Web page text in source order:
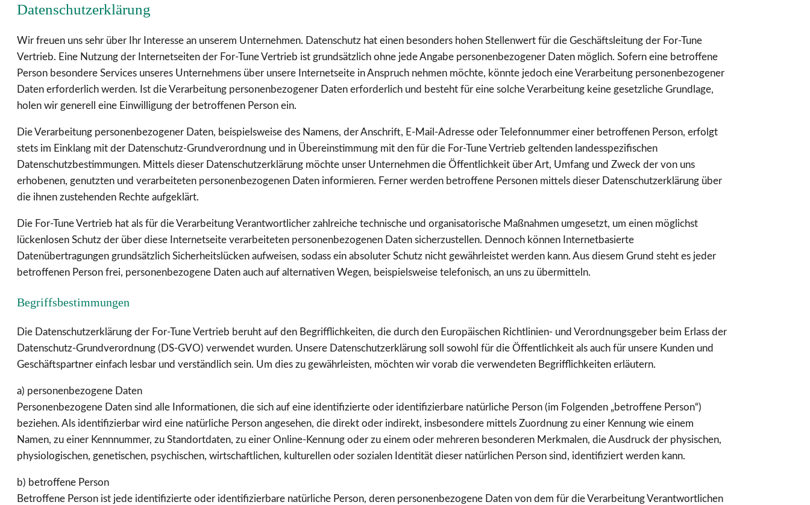
Datenschutzerklärung
Wir freuen uns sehr über Ihr Interesse an unserem Unternehmen. Datenschutz hat einen besonders hohen Stellenwert für die Geschäftsleitung der For-Tune
Vertrieb. Eine Nutzung der Internetseiten der For-Tune Vertrieb ist grundsätzlich ohne jede Angabe personenbezogener Daten möglich. Sofern eine betroffene
Person besondere Services unseres Unternehmens über unsere Internetseite in Anspruch nehmen möchte, könnte jedoch eine Verarbeitung personenbezogener
Daten erforderlich werden. Ist die Verarbeitung personenbezogener Daten erforderlich und besteht für eine solche Verarbeitung keine gesetzliche Grundlage,
holen wir generell eine Einwilligung der betroffenen Person ein.
Die Verarbeitung personenbezogener Daten, beispielsweise des Namens, der Anschrift, E-Mail-Adresse oder Telefonnummer einer betroffenen Person, erfolgt
stets im Einklang mit der Datenschutz-Grundverordnung und in Übereinstimmung mit den für die For-Tune Vertrieb geltenden landesspezifischen
Datenschutzbestimmungen. Mittels dieser Datenschutzerklärung möchte unser Unternehmen die Öffentlichkeit über Art, Umfang und Zweck der von uns
erhobenen, genutzten und verarbeiteten personenbezogenen Daten informieren. Ferner werden betroffene Personen mittels dieser Datenschutzerklärung über
die ihnen zustehenden Rechte aufgeklärt.
Die For-Tune Vertrieb hat als für die Verarbeitung Verantwortlicher zahlreiche technische und organisatorische Maßnahmen umgesetzt, um einen möglichst
lückenlosen Schutz der über diese Internetseite verarbeiteten personenbezogenen Daten sicherzustellen. Dennoch können Internetbasierte
Datenübertragungen grundsätzlich Sicherheitslücken aufweisen, sodass ein absoluter Schutz nicht gewährleistet werden kann. Aus diesem Grund steht es jeder
betroffenen Person frei, personenbezogene Daten auch auf alternativen Wegen, beispielsweise telefonisch, an uns zu übermitteln.
Begriffsbestimmungen
Die Datenschutzerklärung der For-Tune Vertrieb beruht auf den Begrifflichkeiten, die durch den Europäischen Richtlinien- und Verordnungsgeber beim Erlass der
Datenschutz-Grundverordnung (DS-GVO) verwendet wurden. Unsere Datenschutzerklärung soll sowohl für die Öffentlichkeit als auch für unsere Kunden und
Geschäftspartner einfach lesbar und verständlich sein. Um dies zu gewährleisten, möchten wir vorab die verwendeten Begrifflichkeiten erläutern.
a) personenbezogene Daten
Personenbezogene Daten sind alle Informationen, die sich auf eine identifizierte oder identifizierbare natürliche Person (im Folgenden „betroffene Person“)
beziehen. Als identifizierbar wird eine natürliche Person angesehen, die direkt oder indirekt, insbesondere mittels Zuordnung zu einer Kennung wie einem
Namen, zu einer Kennnummer, zu Standortdaten, zu einer Online-Kennung oder zu einem oder mehreren besonderen Merkmalen, die Ausdruck der physischen,
physiologischen, genetischen, psychischen, wirtschaftlichen, kulturellen oder sozialen Identität dieser natürlichen Person sind, identifiziert werden kann.
b) betroffene Person
Betroffene Person ist jede identifizierte oder identifizierbare natürliche Person, deren personenbezogene Daten von dem für die Verarbeitung Verantwortlichen